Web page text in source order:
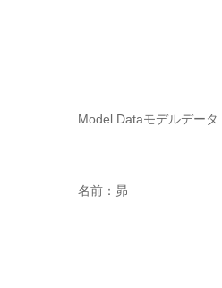
Model Dataモデルデータ
名前：昴